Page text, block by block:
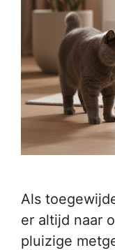
Als
er altijd naar
pluizige